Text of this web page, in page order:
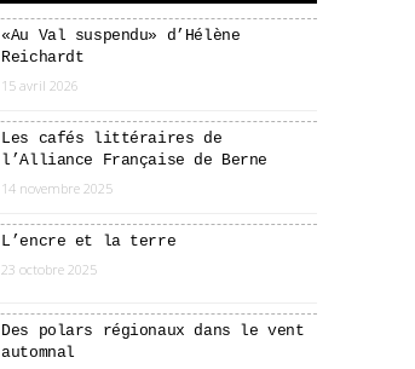
«Au Val suspendu» d’Hélène
Reichardt
15 avril 2026
Les cafés littéraires de
l’Alliance Française de Berne
14 novembre 2025
L’encre et la terre
23 octobre 2025
Des polars régionaux dans le vent
automnal